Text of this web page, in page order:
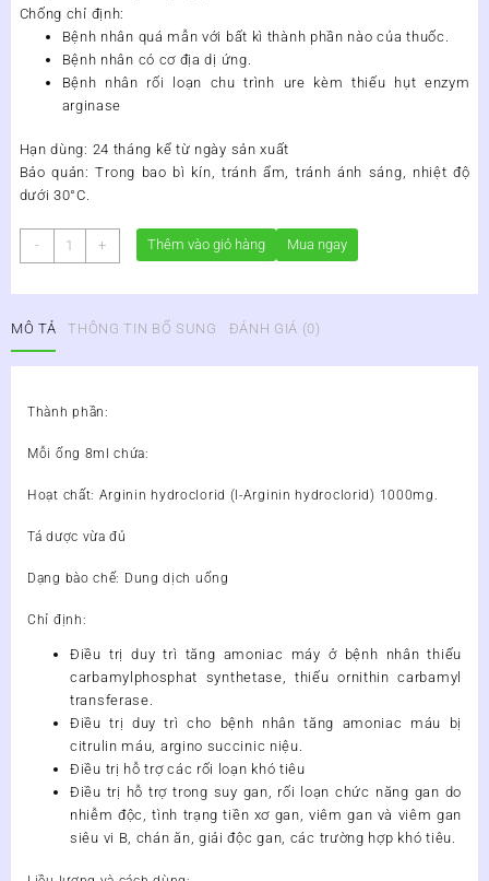
Chống chỉ định:
Bệnh nhân quá mẫn với bất kì thành phần nào của thuốc.
Bệnh nhân có cơ địa dị ứng.
Bệnh nhân rối loạn chu trình ure kèm thiếu hụt enzym
arginase
Hạn dùng: 24 tháng kể từ ngày sản xuất
Bảo quản: Trong bao bì kín, tránh ẩm, tránh ánh sáng, nhiệt độ
dưới 30°C.
-
THUỐC
BỔ
số
lượng
+ Thêm vào giỏ hàng Mua ngay
MÔ TẢ THÔNG TIN BỔ SUNG ĐÁNH GIÁ (0)
Thành phần:
Mỗi ống 8ml chứa:
Hoạt chất: Arginin hydroclorid (l-Arginin hydroclorid) 1000mg.
Tá dược vừa đủ
Dạng bào chế: Dung dịch uống
Chỉ định:
Điều trị duy trì tăng amoniac máy ở bệnh nhân thiếu
carbamylphosphat synthetase, thiếu ornithin carbamyl
transferase.
Điều trị duy trì cho bệnh nhân tăng amoniac máu bị
citrulin máu, argino succinic niệu.
Điều trị hỗ trợ các rối loạn khó tiêu
Điều trị hỗ trợ trong suy gan, rối loạn chức năng gan do
nhiễm độc, tình trạng tiền xơ gan, viêm gan và viêm gan
siêu vi B, chán ăn, giải độc gan, các trường hợp khó tiêu.